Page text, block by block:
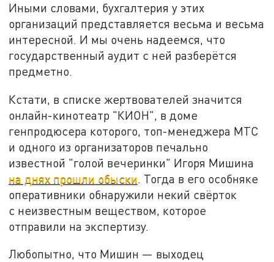
Иными словами, бухгалтерия у этих
организаций представляется весьма и весьма
интересной. И мы очень надеемся, что
государственный аудит с ней разберётся
предметно.
Кстати, в списке жертвователей значится
онлайн-кинотеатр "КИОН", в доме
генпродюсера которого, топ-менеджера МТС
и одного из организаторов печально
известной "голой вечеринки" Игоря Мишина
на днях прошли обыски. Тогда в его особняке
оперативники обнаружили некий свёрток
с неизвестным веществом, которое
отправили на экспертизу.
Любопытно, что Мишин — выходец